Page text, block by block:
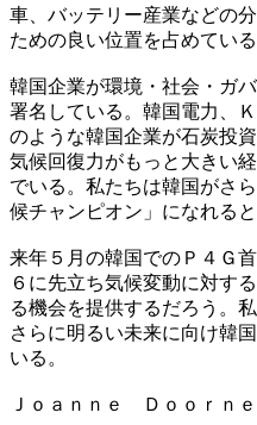
車、バッテリー産業などの
ための良い位置を占めている
韓国企業が環境・社会・ガ
署名している。韓国電力、
のような韓国企業が石炭投
気候回復力がもっと大きい
でいる。私たちは韓国がさ
候チャンピオン」になれると
来年５月の韓国でのＰ４Ｇ
６に先立ち気候変動に対す
る機会を提供するだろう。
さらに明るい未来に向け韓
いる。
Ｊｏａｎｎｅ Ｄｏｏｒｎ